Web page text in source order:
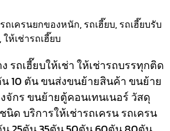
รถเครนยกของหนัก, รถเฮี๊ยบ, รถเฮี๊ยบรับ
,ให้เช่ารถเฮี๊ยบ
รถเฮี๊ยบให้เช่า ให้เช่ารถบรรทุกติด
น 10 ตัน ขนส่งขนย้ายสินค้า ขนย้าย
จักร ขนย้ายตู้คอนเทนเนอร์ วัสดุ
นิดบริการให้เช่ารถเครน รถเครน